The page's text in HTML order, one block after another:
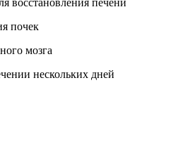
восстановления печени
почек
мозга
нескольких дней